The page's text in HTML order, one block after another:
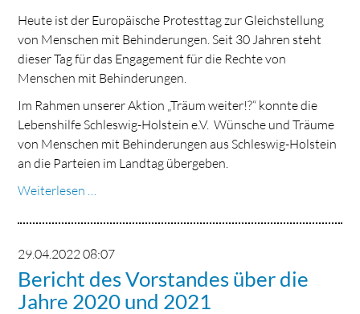
Heute ist der Europäische Protesttag zur Gleichstellung
von Menschen mit Behinderungen. Seit 30 Jahren steht
dieser Tag für das Engagement für die Rechte von
Menschen mit Behinderungen.
Im Rahmen unserer Aktion „Träum weiter!?“ konnte die
Lebenshilfe Schleswig-Holstein e.V. Wünsche und Träume
von Menschen mit Behinderungen aus Schleswig-Holstein
an die Parteien im Landtag übergeben.
Weiterlesen …
zur
Gleichstellung
Menschen
mit
29.04.2022 08:07
Bericht des Vorstandes über die
Jahre 2020 und 2021